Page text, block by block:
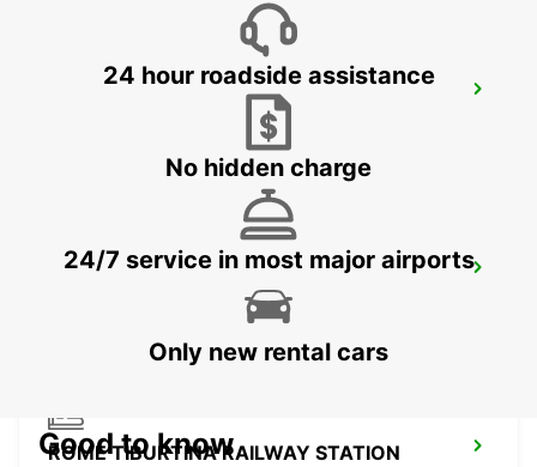
ROME EUR PIAZZA VIVONA
ROME TERMINI RAILWAY STATION
ROME TIBURTINA RAILWAY STATION
24 hour roadside assistance
No hidden charge
24/7 service in most major airports
Only new rental cars
Good to know